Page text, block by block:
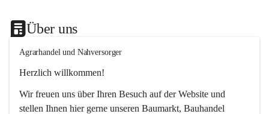
Über uns
Agrarhandel und Nahversorger
Herzlich willkommen!
Wir freuen uns über Ihren Besuch auf der Website und
stellen Ihnen hier gerne unseren Baumarkt, Bauhandel